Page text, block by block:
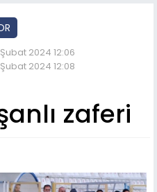
2024 12:06
2024 12:08
zaferi